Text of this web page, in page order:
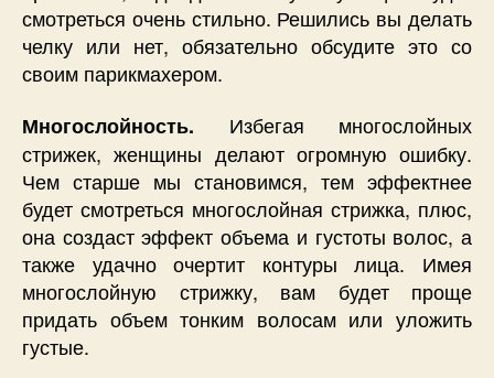
смотреться очень стильно. Решились вы делать
челку или нет, обязательно обсудите это со
своим парикмахером.
Многослойность. Избегая многослойных
стрижек, женщины делают огромную ошибку.
Чем старше мы становимся, тем эффектнее
будет смотреться многослойная стрижка, плюс,
она создаст эффект объема и густоты волос, а
также удачно очертит контуры лица. Имея
многослойную стрижку, вам будет проще
придать объем тонким волосам или уложить
густые.